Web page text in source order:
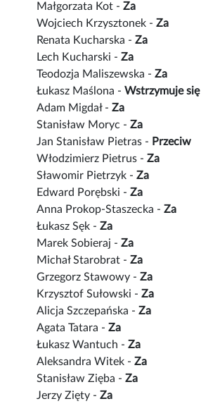
Małgorzata Kot -Za
Wojciech Krzysztonek -Za
Renata Kucharska -Za
Lech Kucharski -Za
Teodozja Maliszewska -Za
Łukasz Maślona -Wstrzymuje się
Adam Migdał -Za
Stanisław Moryc -Za
Jan Stanisław Pietras - Przeciw
Włodzimierz Pietrus -Za
Sławomir Pietrzyk -Za
Edward Porębski -Za
Anna Prokop-Staszecka -Za
Łukasz Sęk -Za
Marek Sobieraj -Za
Michał Starobrat -Za
Grzegorz Stawowy -Za
Krzysztof Sułowski -Za
Alicja Szczepańska -Za
Agata Tatara -Za
Łukasz Wantuch -Za
Aleksandra Witek -Za
Stanisław Zięba -Za
Jerzy Zięty -Za